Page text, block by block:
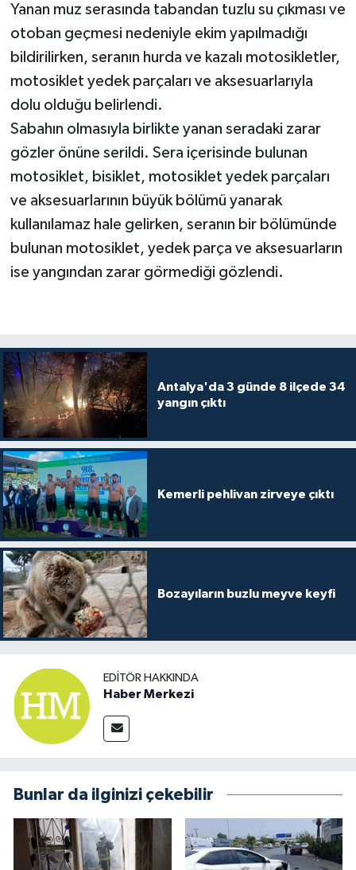
Yanan muz serasında tabandan tuzlu su çıkması ve
otoban geçmesi nedeniyle ekim yapılmadığı
bildirilirken, seranın hurda ve kazalı motosikletler,
motosiklet yedek parçaları ve aksesuarlarıyla
dolu olduğu belirlendi.
Sabahın olmasıyla birlikte yanan seradaki zarar
gözler önüne serildi. Sera içerisinde bulunan
motosiklet, bisiklet, motosiklet yedek parçaları
ve aksesuarlarının büyük bölümü yanarak
kullanılamaz hale gelirken, seranın bir bölümünde
bulunan motosiklet, yedek parça ve aksesuarların
ise yangından zarar görmediği gözlendi.
Antalya'da 3 günde 8 ilçede 34
yangın çıktı
Kemerli pehlivan zirveye çıktı
Bozayıların buzlu meyve keyfi
EDITÖR HAKKINDA
Haber Merkezi
Bunlar da ilginizi çekebilir